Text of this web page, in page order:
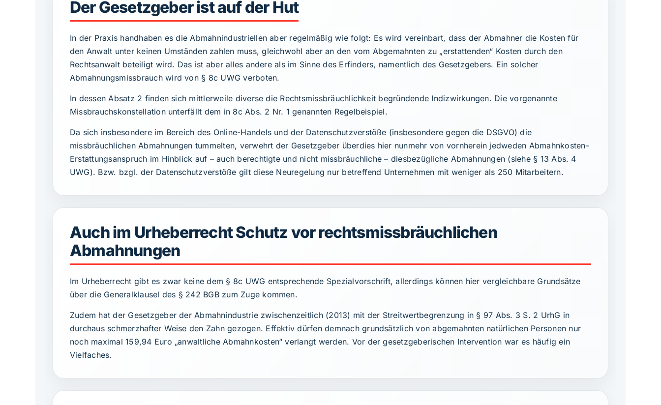
Der Gesetzgeber ist auf der Hut
In der Praxis handhaben es die Abmahnindustriellen aber regelmäßig wie folgt: Es wird vereinbart, dass der Abmahner die Kosten für
den Anwalt unter keinen Umständen zahlen muss, gleichwohl aber an den vom Abgemahnten zu „erstattenden“ Kosten durch den
Rechtsanwalt beteiligt wird. Das ist aber alles andere als im Sinne des Erfinders, namentlich des Gesetzgebers. Ein solcher
Abmahnungsmissbrauch wird von § 8c UWG verboten.
In dessen Absatz 2 finden sich mittlerweile diverse die Rechtsmissbräuchlichkeit begründende Indizwirkungen. Die vorgenannte
Missbrauchskonstellation unterfällt dem in 8c Abs. 2 Nr. 1 genannten Regelbeispiel.
Da sich insbesondere im Bereich des Online-Handels und der Datenschutzverstöße (insbesondere gegen die DSGVO) die
missbräuchlichen Abmahnungen tummelten, verwehrt der Gesetzgeber überdies hier nunmehr von vornherein jedweden Abmahnkosten-
Erstattungsanspruch im Hinblick auf – auch berechtigte und nicht missbräuchliche – diesbezügliche Abmahnungen (siehe § 13 Abs. 4
UWG). Bzw. bzgl. der Datenschutzverstöße gilt diese Neuregelung nur betreffend Unternehmen mit weniger als 250 Mitarbeitern.
Auch im Urheberrecht Schutz vor rechtsmissbräuchlichen
Abmahnungen
Im Urheberrecht gibt es zwar keine dem § 8c UWG entsprechende Spezialvorschrift, allerdings können hier vergleichbare Grundsätze
über die Generalklausel des § 242 BGB zum Zuge kommen.
Zudem hat der Gesetzgeber der Abmahnindustrie zwischenzeitlich (2013) mit der Streitwertbegrenzung in § 97 Abs. 3 S. 2 UrhG in
durchaus schmerzhafter Weise den Zahn gezogen. Effektiv dürfen demnach grundsätzlich von abgemahnten natürlichen Personen nur
noch maximal 159,94 Euro „anwaltliche Abmahnkosten“ verlangt werden. Vor der gesetzgeberischen Intervention war es häufig ein
Vielfaches.